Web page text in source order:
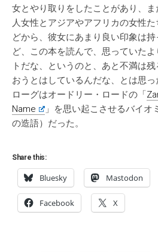
女とやり取りをしたことがあり、
人女性とアジアやアフリカの女性
どから、彼女にあまり良い印象は
ど、この本を読んで、思っていた
トだな、というのと、あと不満は
おうとはしているんだな、とは思
ローグはオードリー・ロードの「
Name
」を思い起こさせるバイオ
の造語）だった。
Share this:
Bluesky Mastodon
Facebook X